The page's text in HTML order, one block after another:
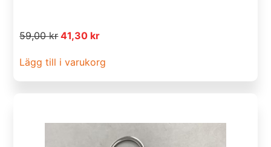
59,00kr 41,30 kr
Lägg till i varukorg